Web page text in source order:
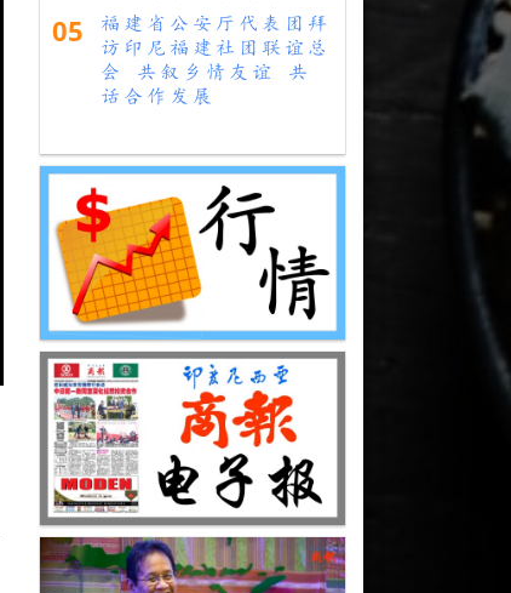
05
福建省公安厅代表团拜
访印尼福建社团联谊总
会 共叙乡情友谊 共
话合作发展